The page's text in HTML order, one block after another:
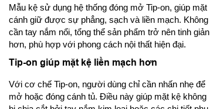
Mẫu kệ sử dụng hệ thống đóng mở Tip-on, giúp mặt
cánh giữ được sự phẳng, sạch và liền mạch. Không
cần tay nắm nổi, tổng thể sản phẩm trở nên tinh giản
hơn, phù hợp với phong cách nội thất hiện đại.
Tip-on giúp mặt kệ liền mạch hơn
Với cơ chế Tip-on, người dùng chỉ cần nhấn nhẹ để
mở hoặc đóng cánh tủ. Điều này giúp mặt kệ không